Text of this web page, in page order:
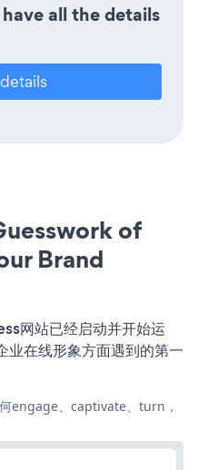
all the details
of
Brand
网站已经启动并开始运
业在线形象方面遇到的第一
engage、captivate、turn，